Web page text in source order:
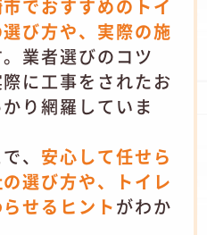
でおすすめのトイ
び方や、実際の施
。業者選びのコツ
に工事をされたお
り網羅していま
、 安心して任せら
選び方や、トイレ
せるヒントがわか